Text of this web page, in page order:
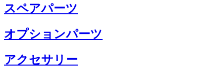
スペアパーツ
オプションパーツ
アクセサリー